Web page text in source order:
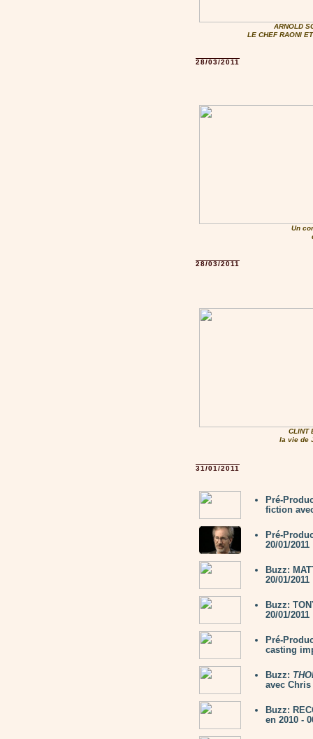
ARNOLD
LE CHEF RAONI
28/03/2011
Un
28/03/2011
CLINT
la vie de
31/01/2011
Pré-
fiction
Pré-
20/01/2011
Buzz:
20/01/2011
Buzz:
20/01/2011
Pré-
casting
Buzz:
avec Chris
Buzz:
en 2010 -